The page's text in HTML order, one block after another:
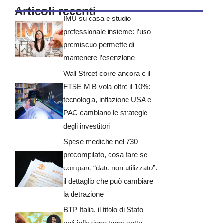
Articoli recenti
IMU su casa e studio
professionale insieme: l’uso
promiscuo permette di
mantenere l’esenzione
Wall Street corre ancora e il
FTSE MIB vola oltre il 10%:
tecnologia, inflazione USA e
PAC cambiano le strategie
degli investitori
Spese mediche nel 730
precompilato, cosa fare se
compare “dato non utilizzato”:
il dettaglio che può cambiare
la detrazione
BTP Italia, il titolo di Stato